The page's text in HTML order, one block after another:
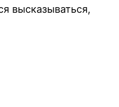
высказываться,